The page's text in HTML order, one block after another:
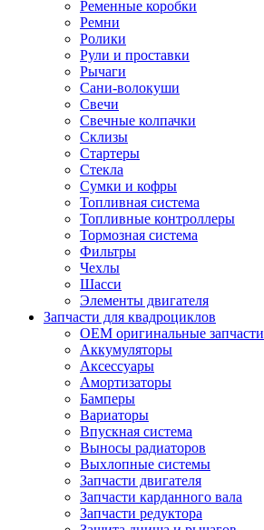
Ременные коробки
Ремни
Ролики
Рули и проставки
Рычаги
Сани-волокуши
Свечи
Свечные колпачки
Склизы
Стартеры
Стекла
Сумки и кофры
Топливная система
Топливные контроллеры
Тормозная система
Фильтры
Чехлы
Шасси
Элементы двигателя
Запчасти для квадроциклов
OEM оригинальные запчасти
Аккумуляторы
Аксессуары
Амортизаторы
Бамперы
Вариаторы
Впускная система
Выносы радиаторов
Выхлопные системы
Запчасти двигателя
Запчасти карданного вала
Запчасти редуктора